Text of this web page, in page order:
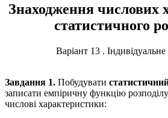
Знаходження числових
статистичного
Варіант 13 .
Завдання 1. Побудувати
записати емпіричну функцію
числові характеристики: